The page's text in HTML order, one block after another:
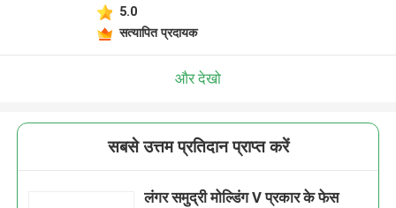
5.0
सत्यापित प्रदायक
और देखो
सबसे उत्तम प्रतिदान प्राप्त करें
लंगर समुद्री मोल्डिंग V प्रकार के फेस